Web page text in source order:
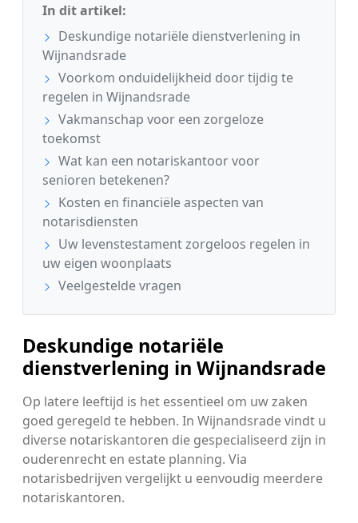
In dit artikel:
Deskundige notariële dienstverlening in
Wijnandsrade
Voorkom onduidelijkheid door tijdig te
regelen in Wijnandsrade
Vakmanschap voor een zorgeloze
toekomst
Wat kan een notariskantoor voor
senioren betekenen?
Kosten en financiële aspecten van
notarisdiensten
Uw levenstestament zorgeloos regelen in
uw eigen woonplaats
Veelgestelde vragen
Deskundige notariële
dienstverlening in Wijnandsrade
Op latere leeftijd is het essentieel om uw zaken
goed geregeld te hebben. In Wijnandsrade vindt u
diverse notariskantoren die gespecialiseerd zijn in
ouderenrecht en estate planning. Via
notarisbedrijven vergelijkt u eenvoudig meerdere
notariskantoren.